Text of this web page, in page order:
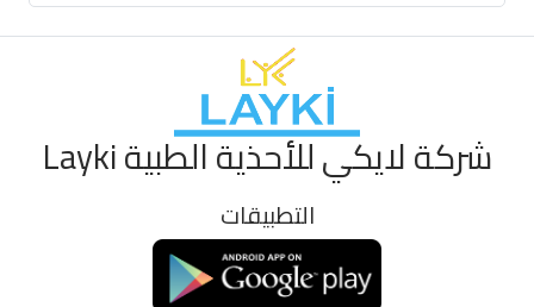
شركة لايكي للأحذية الطبية Layki
التطبيقات